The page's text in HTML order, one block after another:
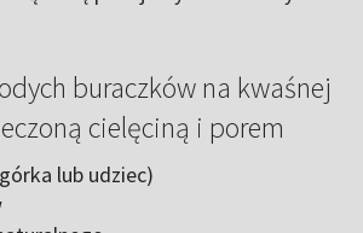
buraczków na kwaśnej
cielęciną i porem
lub udziec)